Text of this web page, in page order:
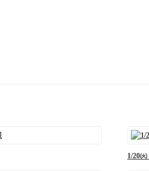
1/20